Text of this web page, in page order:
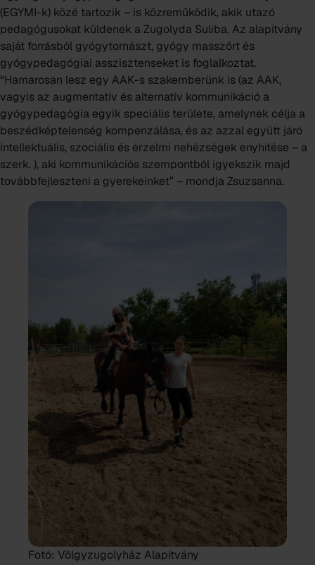
(EGYMI-k) közé tartozik – is közreműködik, akik utazó
pedagógusokat küldenek aZugolyda Suliba. Az alapítvány
saját forrásból gyógytornászt, gyógy masszőrt és
gyógypedagógiai asszisztenseket is foglalkoztat.
“Hamarosan lesz egy AAK-s szakemberünk is (az AAK,
vagyis az augmentatív és alternatív kommunikáció a
gyógypedagógia egyik speciális területe, amelynek célja a
beszédképtelenség kompenzálása, és az azzal együtt járó
intellektuális, szociális és érzelmi nehézségek enyhítése – a
szerk. ), aki kommunikációs szempontból igyekszik majd
továbbfejleszteni a gyerekeinket” – mondja Zsuzsanna.
Fotó: Völgyzugolyház Alapítvány